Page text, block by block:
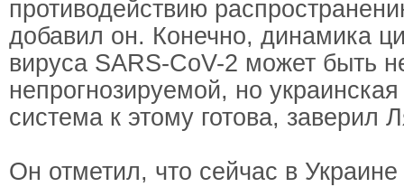
противодействию
добавил он. Конечно, динамика
вируса SARS-CoV-2 может быть
непрогнозируемой, но
система к этому готова, заверил
Он отметил, что сейчас в